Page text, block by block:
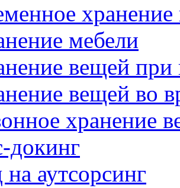
хранение
мебели
вещей при
вещей во
хранение
докинг
аутсорсинг